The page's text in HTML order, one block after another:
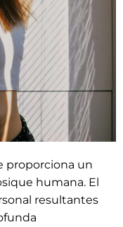
proporciona un
humana. El
resultantes